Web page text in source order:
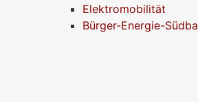
Elektromobilität
Bürger-Energie-